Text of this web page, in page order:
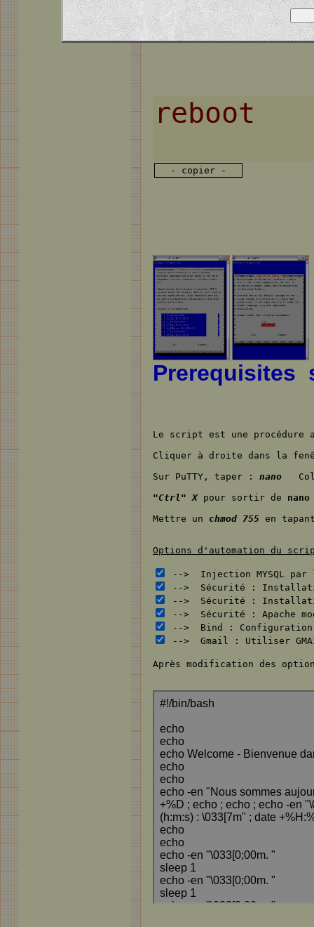
- copier -
- copier -
Prerequisites
Le script est une procédure
Cliquer à droite dans la
Sur PuTTY, taper : nano
"Ctrl" Xpour sortir de nano
Mettre un chmod 755 en
Options d'automation du
--> Injection MYSQL
--> Sécurité :
--> Sécurité :
--> Sécurité : Apache
--> Bind : Configuration
--> Gmail : Utiliser
Après modification des